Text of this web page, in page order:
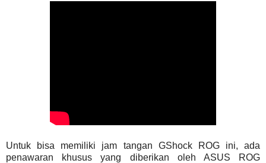
Untuk bisa memiliki jam tangan GShock ROG ini, ada
penawaran khusus yang diberikan oleh ASUS ROG